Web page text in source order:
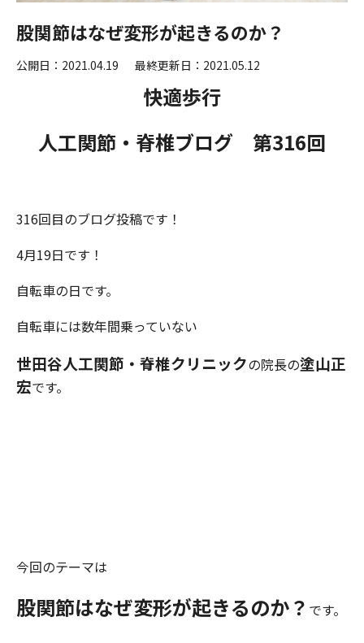
股関節はなぜ変形が起きるのか？
公開日：2021.04.19 最終更新日：2021.05.12
快適歩行
人工関節・脊椎ブログ 第316回
316回目のブログ投稿です！
4月19日です！
自転車の日です。
自転車には数年間乗っていない
世田谷人工関節・脊椎クリニックの院長の塗山正
宏です。
今回のテーマは
股関節はなぜ変形が起きるのか？ です。